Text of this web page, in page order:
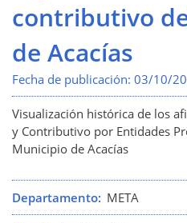
contributivo
de Acacías
Fecha de publicación: 03/10/
Visualización histórica de los
y Contributivo por Entidades
Municipio de Acacías
Departamento META